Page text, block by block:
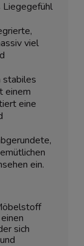
Liegegefühl
viel
stabiles
einem
eine
ein.
sich